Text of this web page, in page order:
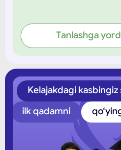
Tanlashga
Kelajakdagi kasbingiz
ilk qadamni